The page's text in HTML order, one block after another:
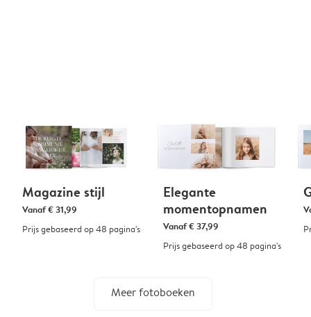
Magazine stijl
Vanaf€ 31,99
Prijs gebaseerd op 48 pagina's
Elegante
momentopnamen
Vanaf€ 37,99
Prijs gebaseerd op 48 pagina's
Meer fotoboeken